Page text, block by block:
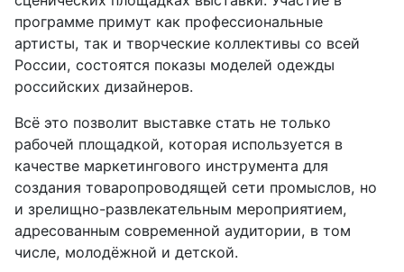
программе примут как профессиональные
артисты, так и творческие коллективы со всей
России, состоятся показы моделей одежды
российских дизайнеров.
Всё это позволит выставке стать не только
рабочей площадкой, которая используется в
качестве маркетингового инструмента для
создания товаропроводящей сети промыслов, но
и зрелищно-развлекательным мероприятием,
адресованным современной аудитории, в том
числе, молодёжной и детской.